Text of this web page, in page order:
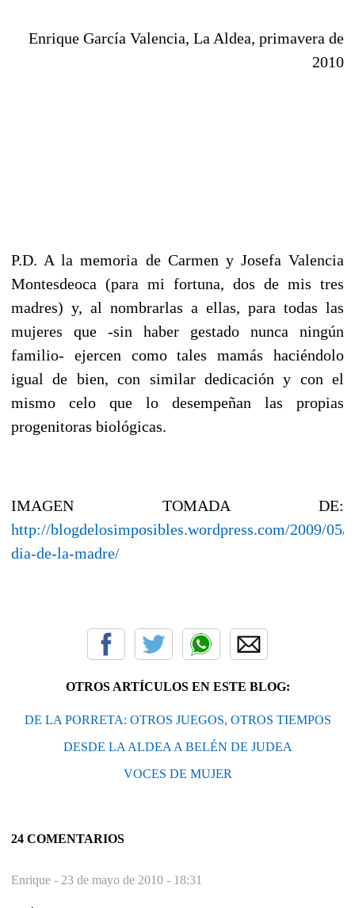
Enrique García Valencia, La Aldea, primavera de
2010
P.D. A la memoria de Carmen y Josefa Valencia
Montesdeoca (para mi fortuna, dos de mis tres
madres) y, al nombrarlas a ellas, para todas las
mujeres que -sin haber gestado nunca ningún
familio- ejercen como tales mamás haciéndolo
igual de bien, con similar dedicación y con el
mismo celo que lo desempeñan las propias
progenitoras biológicas.
IMAGEN TOMADA DE:
http://blogdelosimposibles.wordpress.com/2009/05/
dia-de-la-madre/
OTROS ARTÍCULOS EN ESTE BLOG:
DE LA PORRETA: OTROS JUEGOS, OTROS TIEMPOS
DESDE LA ALDEA A BELÉN DE JUDEA
VOCES DE MUJER
24 COMENTARIOS
Enrique - 23 de mayo de 2010 - 18:31